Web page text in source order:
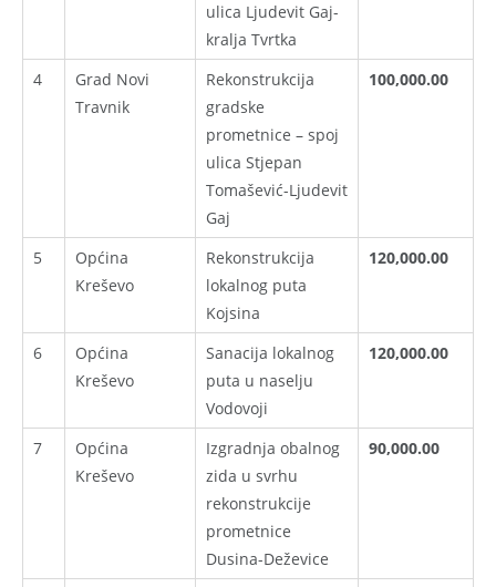
ulica Ljudevit Gaj-
kralja Tvrtka
4
Grad Novi
Travnik
Rekonstrukcija
gradske
prometnice – spoj
ulica Stjepan
Tomašević-Ljudevit
Gaj
100,000.00
5
Općina
Kreševo
Rekonstrukcija
lokalnog puta
Kojsina
120,000.00
6
Općina
Kreševo
Sanacija lokalnog
puta u naselju
Vodovoji
120,000.00
7
Općina
Kreševo
Izgradnja obalnog
zida u svrhu
rekonstrukcije
prometnice
Dusina-Deževice
90,000.00